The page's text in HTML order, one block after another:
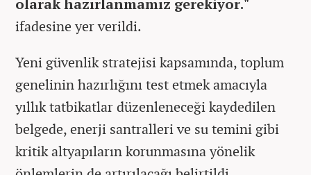
olarak hazırlanmamız gerekiyor."
ifadesine yer verildi.
Yeni güvenlik stratejisi kapsamında, toplum
genelinin hazırlığını test etmek amacıyla
yıllık tatbikatlar düzenleneceği kaydedilen
belgede, enerji santralleri ve su temini gibi
kritik altyapıların korunmasına yönelik